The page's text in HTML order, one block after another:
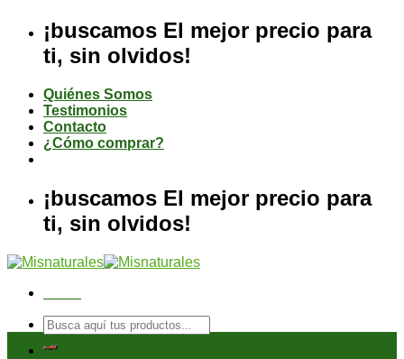
contenido
¡buscamos El mejor precio para
ti, sin olvidos!
Quiénes Somos
Testimonios
Contacto
¿Cómo comprar?
¡buscamos El mejor precio para
ti, sin olvidos!
Buscar
por:
Tienda